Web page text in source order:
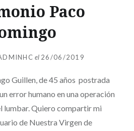
Paco
el 26/06/2019
Guillen, de 45 años postrada
error humano en una operación
lumbar. Quiero compartir mi
de Nuestra Virgen de